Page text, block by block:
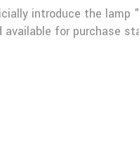
introduce the lamp
available for purchase